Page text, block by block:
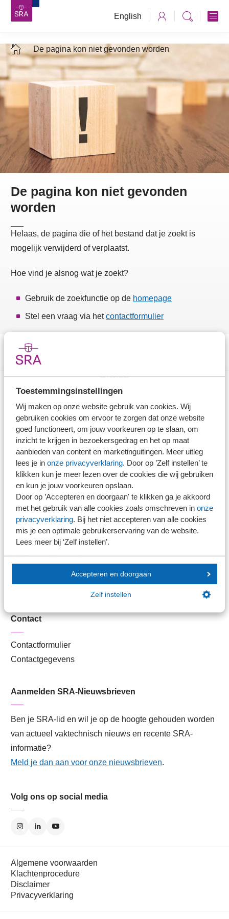
Toestemmingsinstellingen
Wij maken op onze website gebruik van cookies. Wij
gebruiken cookies om ervoor te zorgen dat onze website
goed functioneert, om jouw voorkeuren op te slaan, om
inzicht te krijgen in bezoekersgedrag en het op maat
aanbieden van content en marketinguitingen. Meer uitleg
lees je in onze privacyverklaring. Door op ’Zelf instellen’ te
klikken kun je meer lezen over de cookies die wij gebruiken
en kun je jouw voorkeuren opslaan.
Door op ’Accepteren en doorgaan' te klikken ga je akkoord
met het gebruik van alle cookies zoals omschreven in onze
privacyverklaring. Bij het niet accepteren van alle cookies
mis je een optimale gebruikerservaring van de website.
Lees meer bij ‘Zelf instellen’.
Accepteren en doorgaan
Zelf instellen
English
De pagina kon niet gevonden worden
De pagina kon niet gevonden
worden
Helaas, de pagina die of het bestand dat je zoekt is
mogelijk verwijderd of verplaatst.
Hoe vind je alsnog wat je zoekt?
Gebruik de zoekfunctie op de homepage
Stel een vraag via hetcontactformulier
Stel je vaktechnische vraag
Branche in Zicht
Dossiers
Kantoorvinder
Nieuwsbank
Handige links
Veilig bestanden delen
SRA-gecertificeerd
Lid worden
Contact
Contactformulier
Contactgegevens
Aanmelden SRA-Nieuwsbrieven
Ben je SRA-lid en wil je op de hoogte gehouden worden
van actueel vaktechnisch nieuws en recente SRA-
informatie?
Meld je dan aan voor onze nieuwsbrieven.
Volg ons op social media
Algemene voorwaarden
Klachtenprocedure
Disclaimer
Privacyverklaring